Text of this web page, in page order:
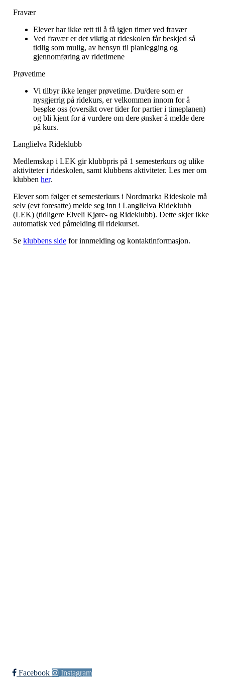
Fravær
Elever har ikke rett til å få igjen timer ved fravær
Ved fravær er det viktig at rideskolen får beskjed så
tidlig som mulig, av hensyn til planlegging og
gjennomføring av ridetimene
Prøvetime
Vi tilbyr ikke lenger prøvetime. Du/dere som er
nysgjerrig på ridekurs, er velkommen innom for å
besøke oss (oversikt over tider for partier i timeplanen)
og bli kjent for å vurdere om dere ønsker å melde dere
på kurs.
Langlielva Rideklubb
Medlemskap i LEK gir klubbpris på 1 semesterkurs og ulike
aktiviteter i rideskolen, samt klubbens aktiviteter. Les mer om
klubben her.
Elever som følger et semesterkurs i Nordmarka Rideskole må
selv (evt foresatte) melde seg inn i Langlielva Rideklubb
(LEK) (tidligere Elveli Kjøre- og Rideklubb). Dette skjer ikke
automatisk ved påmelding til ridekurset.
Se klubbens side for innmelding og kontaktinformasjon.
Facebook Instagram